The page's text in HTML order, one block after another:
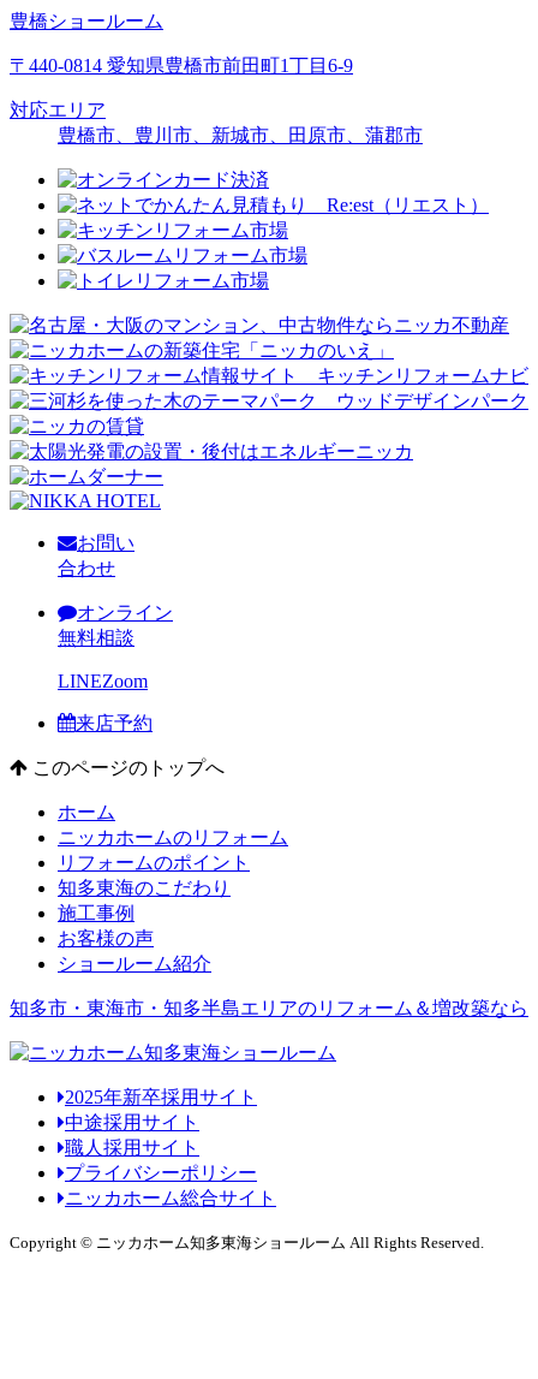
豊橋ショールーム
〒440-0814 愛知県豊橋市前田町1丁目6-9
対応エリア
豊橋市、豊川市、新城市、田原市、蒲郡市
お問い
合わせ
オンライン
無料相談
LINEZoom
来店予約
このページのトップへ
ホーム
ニッカホームのリフォーム
リフォームのポイント
知多東海のこだわり
施工事例
お客様の声
ショールーム紹介
知多市・東海市・知多半島エリアのリフォーム＆増改築なら
2025年新卒採用サイト
中途採用サイト
職人採用サイト
プライバシーポリシー
ニッカホーム総合サイト
Copyright © ニッカホーム知多東海ショールーム All Rights Reserved.